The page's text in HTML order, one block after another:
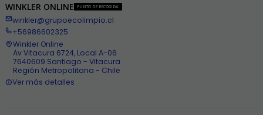
WINKLER ONLINE PUNTO DE RECOGIDA
winkler@grupoecolimpio.cl
+56986602325
Winkler Online
Av Vitacura 6724, Local A-06
7640609 Santiago - Vitacura
Región Metropolitana - Chile
Ver más detalles